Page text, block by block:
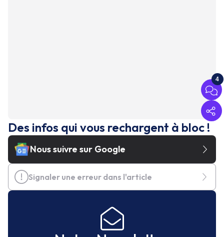
4
Des infos qui vous rechargent à bloc !
Nous suivre sur Google
Signaler une erreur dans l'article